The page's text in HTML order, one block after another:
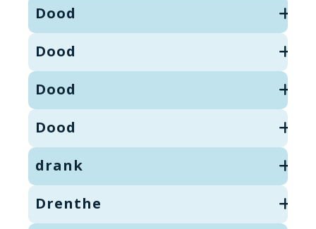
Dood
Dood
Dood
Dood
drank
Drenthe